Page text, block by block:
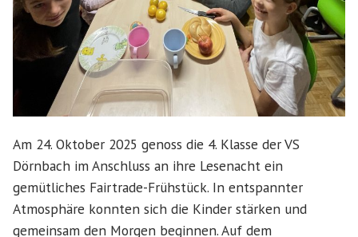
Am 24. Oktober 2025 genoss die 4. Klasse der VS
Dörnbach im Anschluss an ihre Lesenacht ein
gemütliches Fairtrade-Frühstück. In entspannter
Atmosphäre konnten sich die Kinder stärken und
gemeinsam den Morgen beginnen. Auf dem